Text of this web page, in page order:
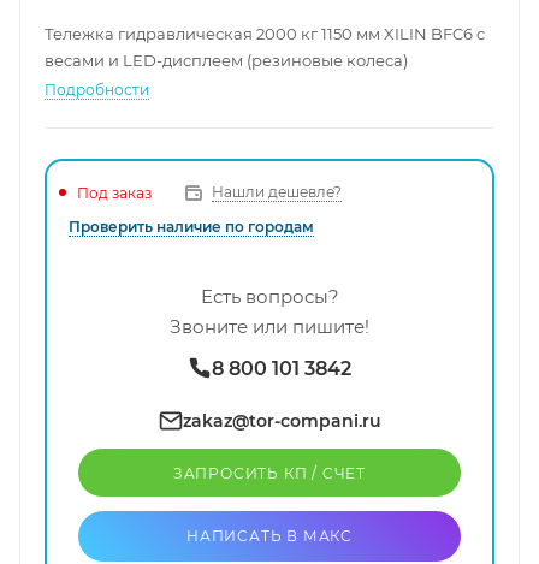
Тележка гидравлическая 2000 кг 1150 мм XILIN BFC6 с
весами и LED-дисплеем (резиновые колеса)
Подробности
Под заказ
Нашли дешевле?
Проверить наличие по городам
Есть вопросы?
Звоните или пишите!
8 800 101 3842
zakaz@tor-compani.ru
ЗАПРОСИТЬ КП / CЧЕТ
НАПИСАТЬ В МАКС